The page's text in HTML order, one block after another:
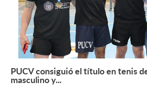
PUCV consiguió el título en tenis
masculino y...